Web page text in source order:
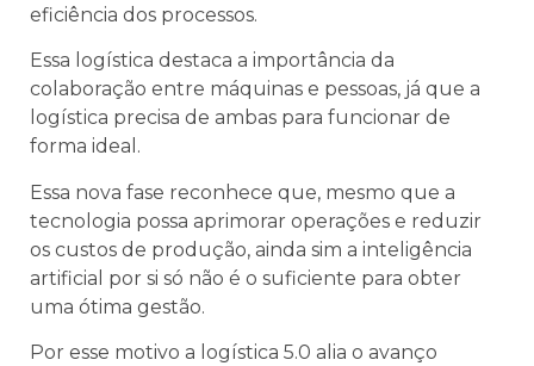
eficiência dos processos.
Essa logística destaca a importância da
colaboração entre máquinas e pessoas, já que a
logística precisa de ambas para funcionar de
forma ideal.
Essa nova fase reconhece que, mesmo que a
tecnologia possa aprimorar operações e reduzir
os custos de produção, ainda sim a inteligência
artificial por si só não é o suficiente para obter
uma ótima gestão.
Por esse motivo a logística 5.0 alia o avanço